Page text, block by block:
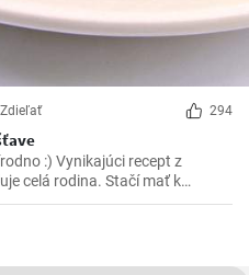
Zdieľať 294
:) Vynikajúci recept z
celá rodina. Stačí mať k
bravčové mäso na šťave je